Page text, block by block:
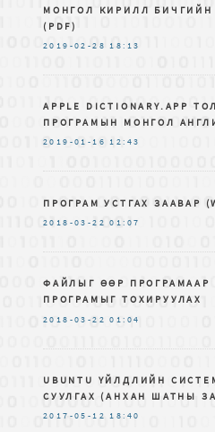
МОНГОЛ КИРИЛЛ БИЧГИЙН
(PDF)
2019-02-28 18:13
APPLE DICTIONARY.APP
ПРОГРАМЫН МОНГОЛ
2019-01-16 12:43
ПРОГРАМ УСТГАХ ЗААВАР
2018-03-22 01:07
ФАЙЛЫГ ӨӨР ПРОГРАМААР
ПРОГРАМЫГ ТОХИРУУЛАХ
2018-03-22 01:04
UBUNTU ҮЙЛДЛИЙН
СУУЛГАХ (АНХАН ШАТНЫ
2017-05-12 18:40